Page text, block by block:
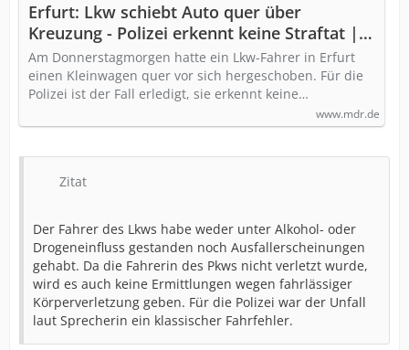
Erfurt: Lkw schiebt Auto quer über
Kreuzung - Polizei erkennt keine Straftat |
MDR.DE
Am Donnerstagmorgen hatte ein Lkw-Fahrer in Erfurt
einen Kleinwagen quer vor sich hergeschoben. Für die
Polizei ist der Fall erledigt, sie erkennt keine…
www.mdr.de
Zitat
Der Fahrer des Lkws habe weder unter Alkohol- oder
Drogeneinfluss gestanden noch Ausfallerscheinungen
gehabt. Da die Fahrerin des Pkws nicht verletzt wurde,
wird es auch keine Ermittlungen wegen fahrlässiger
Körperverletzung geben. Für die Polizei war der Unfall
laut Sprecherin ein klassischer Fahrfehler.